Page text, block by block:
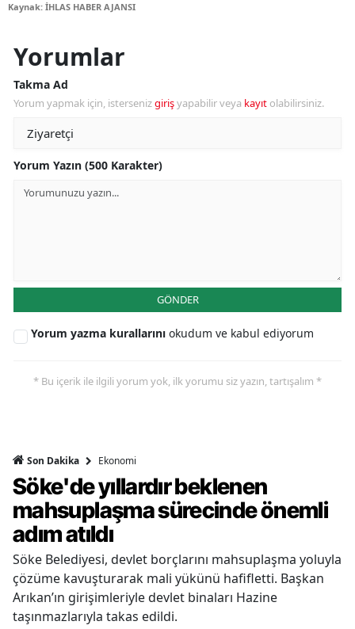
Kaynak: İHLAS HABER AJANSI
Yorumlar
Takma Ad
Yorum yapmak için, istersenizgirişyapabilir veya kayıt olabilirsiniz.
Yorum Yazın (500 Karakter)
GÖNDER
Yorum yazma kurallarını okudum ve kabul ediyorum
* Bu içerik ile ilgili yorum yok, ilk yorumu siz yazın, tartışalım *
Son Dakika Ekonomi
Söke'de yıllardır beklenen
mahsuplaşma sürecinde önemli
adım atıldı
Söke Belediyesi, devlet borçlarını mahsuplaşma yoluyla
çözüme kavuşturarak mali yükünü hafifletti. Başkan
Arıkan’ın girişimleriyle devlet binaları Hazine
taşınmazlarıyla takas edildi.